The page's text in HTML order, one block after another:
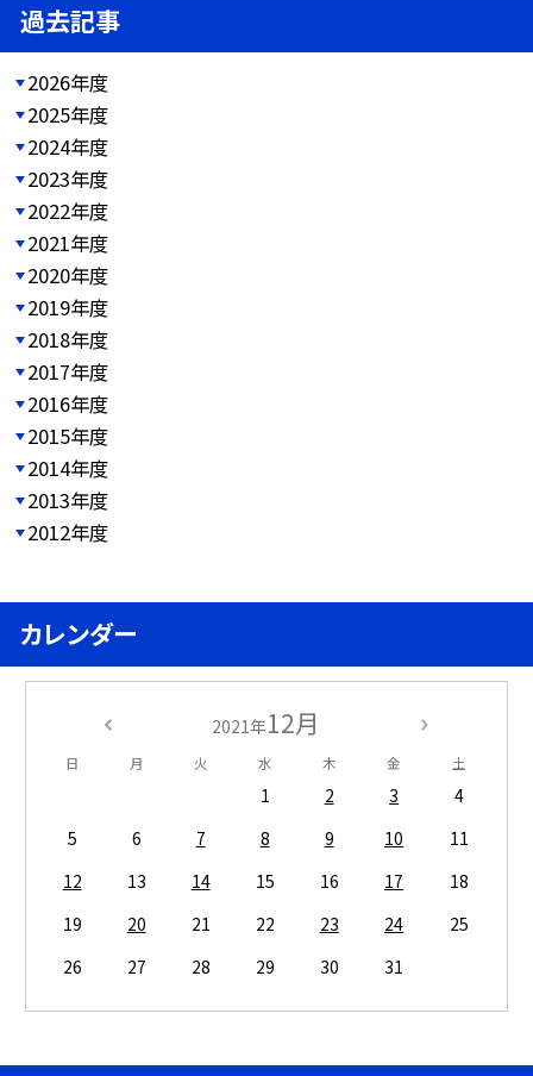
過去記事
2026年度
2025年度
2024年度
2023年度
2022年度
2021年度
2020年度
2019年度
2018年度
2017年度
2016年度
2015年度
2014年度
2013年度
2012年度
カレンダー
2021年12月
日 月 火 水 木 金 土
1 2 3
4
5
6 7 8 9 10
11
12
13 14 15 16 17
18
19
20 21 22 23 24
25
26
27 28 29 30 31